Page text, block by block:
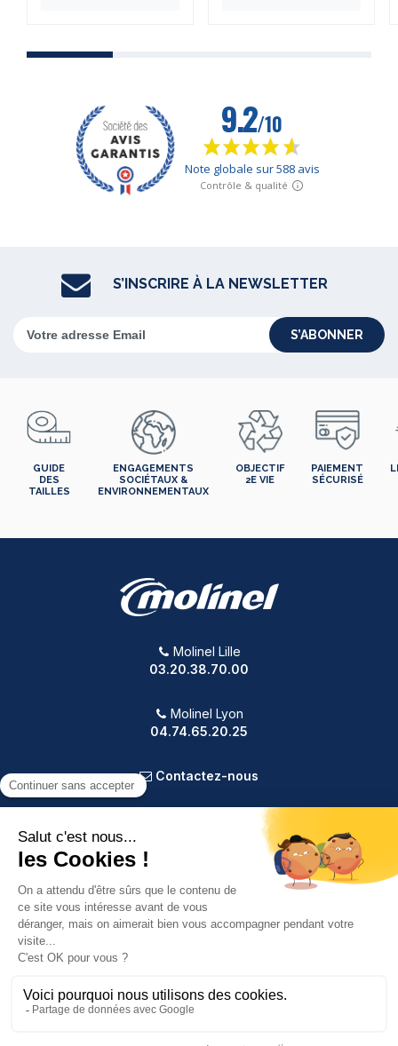
S’INSCRIRE À LA NEWSLETTER
S’ABONNER
GUIDE
DES
TAILLES
ENGAGEMENTS
SOCIÉTAUX &
ENVIRONNEMENTAUX
OBJECTIF
2E VIE
PAIEMENT
SÉCURISÉ
Molinel Lille
03.20.38.70.00
Molinel Lyon
04.74.65.20.25
Contactez-nous
PRODUITS
VOTRE COMPTE
INFORMATIONS